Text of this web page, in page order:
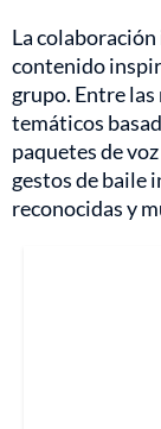
La
contenido
grupo. Entre
temáticos
paquetes de
gestos de baile
reconocidas y